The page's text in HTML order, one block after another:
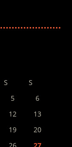
S
S
5
6
12
13
19
20